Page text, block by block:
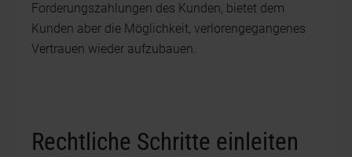
Forderungszahlungen des Kunden, bietet dem
Kunden aber die Möglichkeit, verlorengegangenes
Vertrauen wieder aufzubauen.
Rechtliche Schritte einleiten